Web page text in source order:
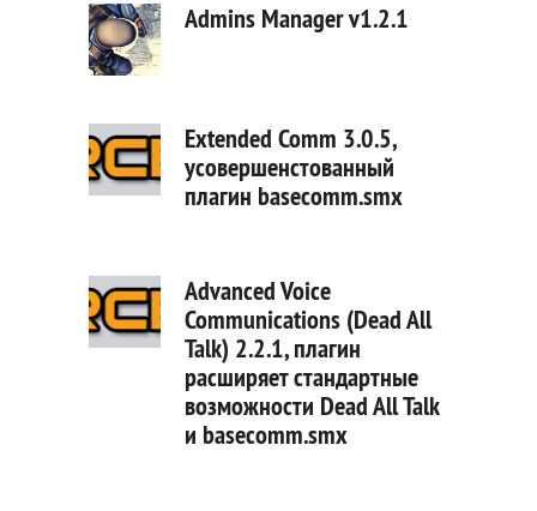
Admins Manager v1.2.1
Extended Comm 3.0.5,
усовершенстованный
плагин basecomm.smx
Advanced Voice
Communications (Dead All
Talk) 2.2.1, плагин
расширяет стандартные
возможности Dead All Talk
и basecomm.smx